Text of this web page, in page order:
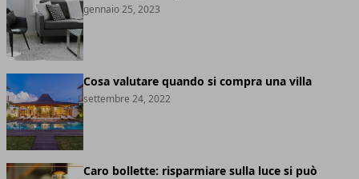
gennaio 25, 2023
Cosa valutare quando si compra una villa
settembre 24, 2022
Caro bollette: risparmiare sulla luce si può